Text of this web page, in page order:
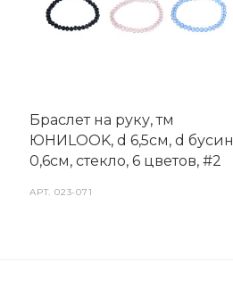
Браслет на руку, тм
ЮНИLOOK, d 6,5см, d бусин
0,6см, стекло, 6 цветов, #2
АРТ.023-071